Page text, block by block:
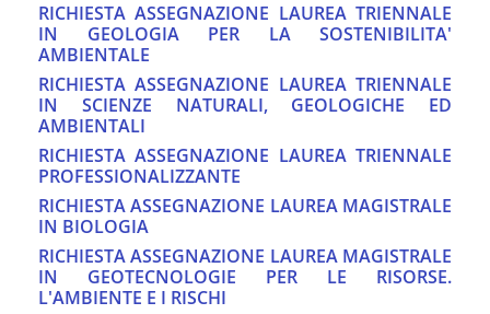
RICHIESTA ASSEGNAZIONE LAUREA TRIENNALE
IN GEOLOGIA PER LA SOSTENIBILITA'
AMBIENTALE
RICHIESTA ASSEGNAZIONE LAUREA TRIENNALE
IN SCIENZE NATURALI, GEOLOGICHE ED
AMBIENTALI
RICHIESTA ASSEGNAZIONE LAUREA TRIENNALE
PROFESSIONALIZZANTE
RICHIESTA ASSEGNAZIONE LAUREA MAGISTRALE
IN BIOLOGIA
RICHIESTA ASSEGNAZIONE LAUREA MAGISTRALE
IN GEOTECNOLOGIE PER LE RISORSE.
L'AMBIENTE E I RISCHI